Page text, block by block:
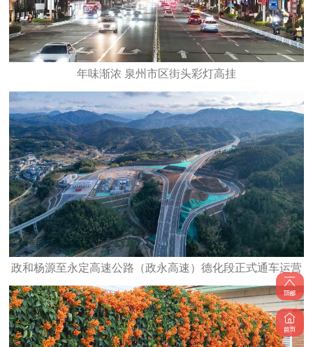
年味渐浓 泉州市区街头彩灯高挂
政和杨源至永定高速公路（政永高速）德化段正式通车运营